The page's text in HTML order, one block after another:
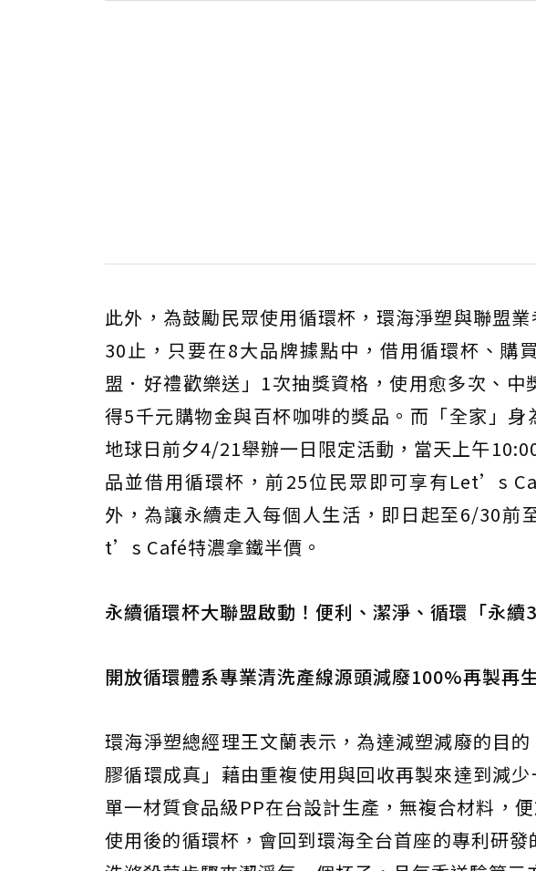
此外，為鼓勵民眾使用循環杯，環海淨塑與聯盟
30止，只要在8大品牌據點中，借用循環杯、購
盟．好禮歡樂送」1次抽獎資格，使用愈多次、
得5千元購物金與百杯咖啡的獎品。而「全家」
地球日前夕4/21舉辦一日限定活動，當天上午
品並借用循環杯，前25位民眾即可享有Let’s
外，為讓永續走入每個人生活，即日起至6/30前
t’s Café特濃拿鐵半價。
永續循環杯大聯盟啟動！便利、潔淨、循環「永續
開放循環體系專業清洗產線源頭減廢100%再製再
環海淨塑總經理王文蘭表示，為達減塑減廢的目
膠循環成真」藉由重複使用與回收再製來達到減
單一材質食品級PP在台設計生產，無複合材料，
使用後的循環杯，會回到環海全台首座的專利研